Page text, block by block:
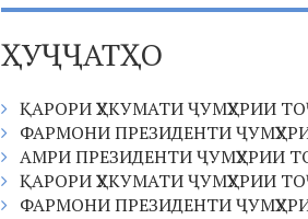
ҲУҶҶАТҲО
ҚАРОРИ ҲУКУМАТИ ҶУМҲУРИИ
ФАРМОНИ ПРЕЗИДЕНТИ
АМРИ ПРЕЗИДЕНТИ ҶУМҲУРИИ
ҚАРОРИ ҲУКУМАТИ ҶУМҲУРИИ
ФАРМОНИ ПРЕЗИДЕНТИ